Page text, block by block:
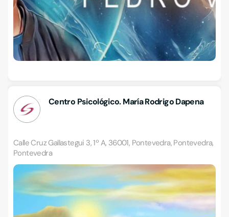
Centro Psicológico. María Rodrigo Dapena
Calle Cruz Gallastegui 3, 1º A, 36001, Pontevedra, Pontevedra,
Pontevedra